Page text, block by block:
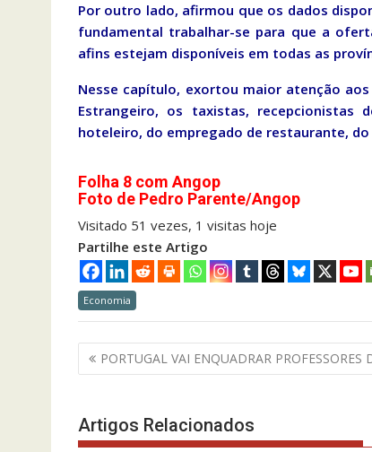
Por outro lado, afirmou que os dados
fundamental trabalhar-se para que a
afins estejam disponíveis em todas as
Nesse capítulo, exortou maior atenção
Estrangeiro, os taxistas,
hoteleiro, do empregado de restaurante,
Folha 8 com Angop
Foto de Pedro Parente/Angop
Visitado 51 vezes, 1 visitas hoje
Partilhe este Artigo
Economia
Navegação
de
PORTUGAL VAI ENQUADRAR PROFESSORES
Artigos Relacionados